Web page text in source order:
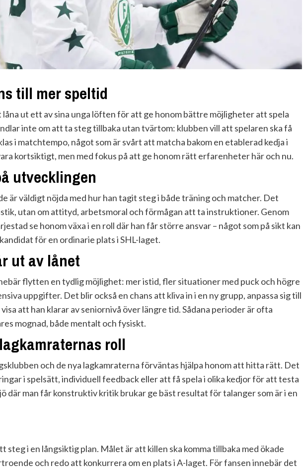
till mer speltid
ut ett av sina unga löften för att ge honom bättre möjligheter att spela
inte om att ta steg tillbaka utan tvärtom: klubben vill att spelaren ska få
i matchtempo, något som är svårt att matcha bakom en etablerad kedja i
kortsiktigt, men med fokus på att ge honom rätt erfarenheter här och nu.
utvecklingen
är väldigt nöjda med hur han tagit steg i både träning och matcher. Det
utan om attityd, arbetsmoral och förmågan att ta instruktioner. Genom
se honom växa i en roll där han får större ansvar – något som på sikt kan
för en ordinarie plats i SHL-laget.
ut av lånet
flytten en tydlig möjlighet: mer istid, fler situationer med puck och högre
uppgifter. Det blir också en chans att kliva in i en ny grupp, anpassa sig till
att han klarar av seniornivå över längre tid. Sådana perioder är ofta
mognad, både mentalt och fysiskt.
roll
och de nya lagkamraterna förväntas hjälpa honom att hitta rätt. Det
i spelsätt, individuell feedback eller att få spela i olika kedjor för att testa
där man får konstruktiv kritik brukar ge bäst resultat för talanger som är i en
steg i en långsiktig plan. Målet är att killen ska komma tillbaka med ökade
och redo att konkurrera om en plats i A-laget. För fansen innebär det